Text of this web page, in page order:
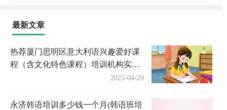
最新文章
热荐厦门思明区意大利语兴趣爱好课
程（含文化特色课程）培训机构实力
2025-04-29
永济韩语培训多少钱一个月(韩语班培